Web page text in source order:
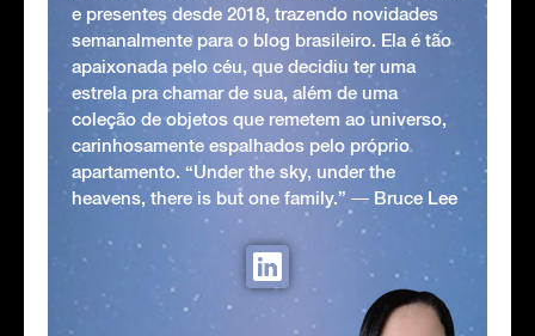
e presentes desde 2018, trazendo novidades
semanalmente para o blog brasileiro. Ela é tão
apaixonada pelo céu, que decidiu ter uma
estrela pra chamar de sua, além de uma
coleção de objetos que remetem ao universo,
carinhosamente espalhados pelo próprio
apartamento. “Under the sky, under the
heavens, there is but one family.” ― Bruce Lee